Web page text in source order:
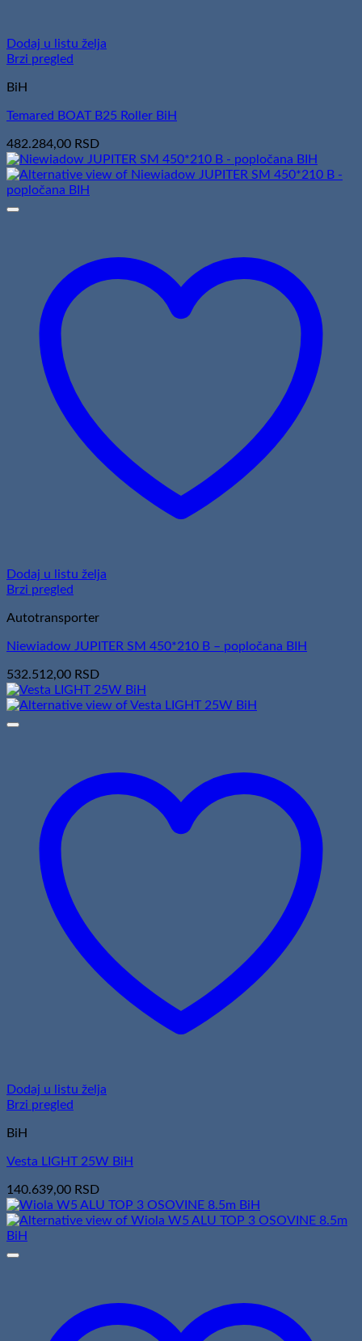
Dodaj u listu želja
Brzi pregled
BiH
Temared BOAT B25 Roller BiH
482.284,00 RSD
Dodaj u listu želja
Brzi pregled
Autotransporter
Niewiadow JUPITER SM 450*210 B – popločana BIH
532.512,00 RSD
Dodaj u listu želja
Brzi pregled
BiH
Vesta LIGHT 25W BiH
140.639,00 RSD